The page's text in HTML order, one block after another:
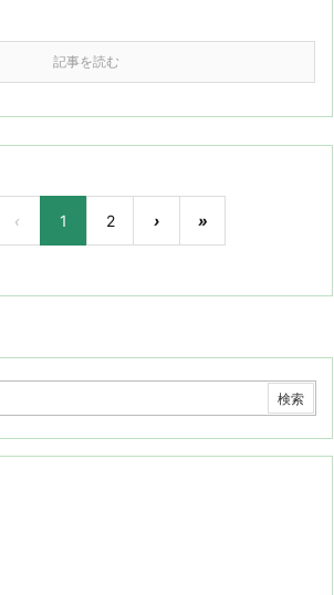
記事を読む
‹ 1 2 › »